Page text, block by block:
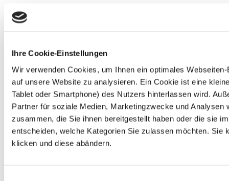
Ihre Cookie-Einstellungen
Wir verwenden Cookies, um Ihnen ein optimales
auf unsere Website zu analysieren. Ein Cookie ist eine
Tablet oder Smartphone) des Nutzers hinterlassen wird.
Partner für soziale Medien, Marketingzwecke und
zusammen, die Sie ihnen bereitgestellt haben oder die sie
entscheiden, welche Kategorien Sie zulassen möchten. Sie
klicken und diese abändern.